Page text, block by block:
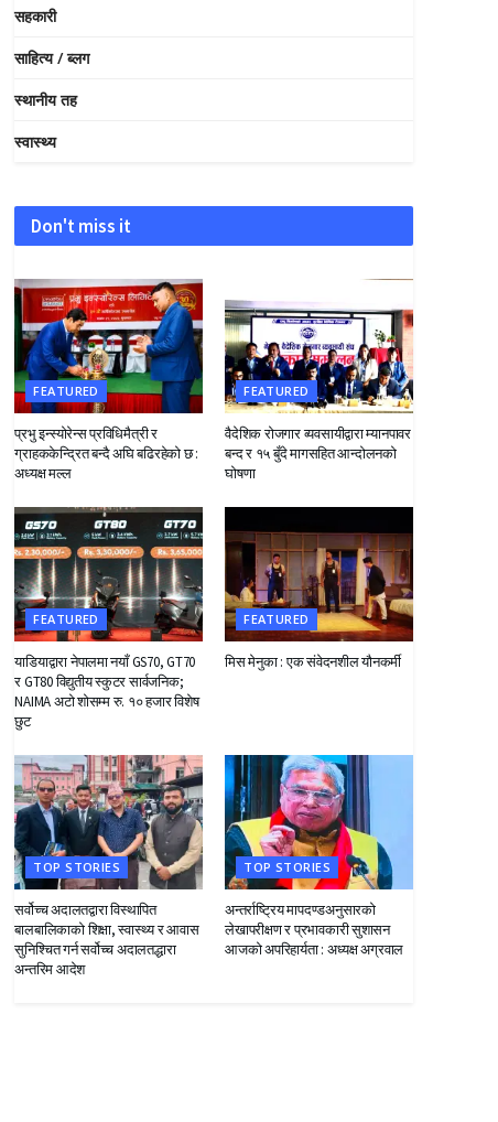
सहकारी
साहित्य / ब्लग
स्थानीय तह
स्वास्थ्य
Don't miss it
FEATURED
प्रभु इन्स्योरेन्स प्रविधिमैत्री र
ग्राहककेन्द्रित बन्दै अघि बढिरहेको छ :
अध्यक्ष मल्ल
FEATURED
वैदेशिक रोजगार व्यवसायीद्वारा म्यानपावर
बन्द र १५ बुँदे मागसहित आन्दोलनको
घोषणा
FEATURED
याडियाद्वारा नेपालमा नयाँ GS70, GT70
र GT80 विद्युतीय स्कुटर सार्वजनिक;
NAIMA अटो शोसम्म रु. १० हजार विशेष
छुट
FEATURED
मिस मेनुका : एक संवेदनशील यौनकर्मी
TOP STORIES
सर्वोच्च अदालतद्वारा विस्थापित
बालबालिकाको शिक्षा, स्वास्थ्य र आवास
सुनिश्चित गर्न सर्वोच्च अदालतद्धारा
अन्तरिम आदेश
TOP STORIES
अन्तर्राष्ट्रिय मापदण्डअनुसारको
लेखापरीक्षण र प्रभावकारी सुशासन
आजको अपरिहार्यता : अध्यक्ष अग्रवाल